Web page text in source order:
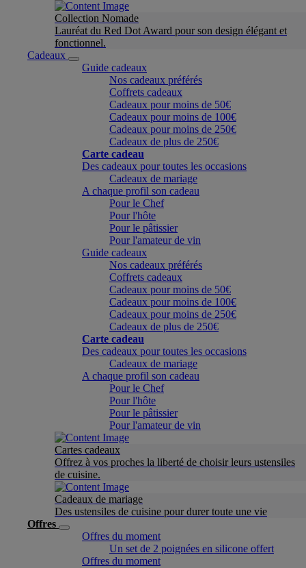
Collection Nomade
Lauréat du Red Dot Award pour son design élégant et
fonctionnel.
Cadeaux
Guide cadeaux
Nos cadeaux préférés
Coffrets cadeaux
Cadeaux pour moins de 50€
Cadeaux pour moins de 100€
Cadeaux pour moins de 250€
Cadeaux de plus de 250€
Carte cadeau
Des cadeaux pour toutes les occasions
Cadeaux de mariage
A chaque profil son cadeau
Pour le Chef
Pour l'hôte
Pour le pâtissier
Pour l'amateur de vin
Guide cadeaux
Nos cadeaux préférés
Coffrets cadeaux
Cadeaux pour moins de 50€
Cadeaux pour moins de 100€
Cadeaux pour moins de 250€
Cadeaux de plus de 250€
Carte cadeau
Des cadeaux pour toutes les occasions
Cadeaux de mariage
A chaque profil son cadeau
Pour le Chef
Pour l'hôte
Pour le pâtissier
Pour l'amateur de vin
Cartes cadeaux
Offrez à vos proches la liberté de choisir leurs ustensiles
de cuisine.
Cadeaux de mariage
Des ustensiles de cuisine pour durer toute une vie
Offres
Offres du moment
Un set de 2 poignées en silicone offert
Offres du moment